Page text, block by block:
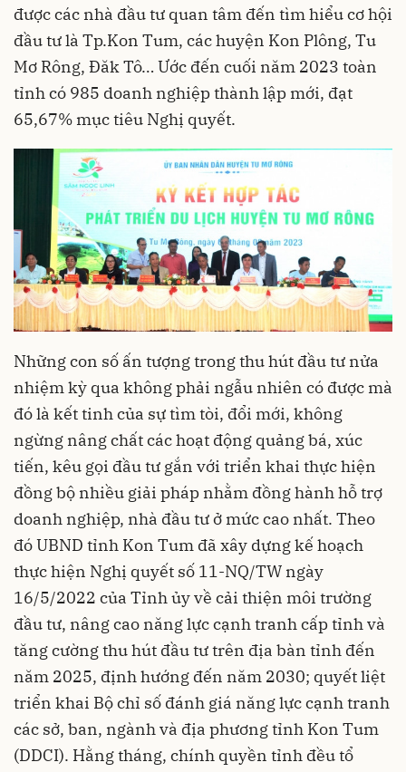
được các nhà đầu tư quan tâm đến tìm hiểu cơ hội
đầu tư là Tp.Kon Tum, các huyện Kon Plông, Tu
Mơ Rông, Đăk Tô… Ước đến cuối năm 2023 toàn
tỉnh có 985 doanh nghiệp thành lập mới, đạt
65,67% mục tiêu Nghị quyết.
Những con số ấn tượng trong thu hút đầu tư nửa
nhiệm kỳ qua không phải ngẫu nhiên có được mà
đó là kết tinh của sự tìm tòi, đổi mới, không
ngừng nâng chất các hoạt động quảng bá, xúc
tiến, kêu gọi đầu tư gắn với triển khai thực hiện
đồng bộ nhiều giải pháp nhằm đồng hành hỗ trợ
doanh nghiệp, nhà đầu tư ở mức cao nhất. Theo
đó UBND tỉnh Kon Tum đã xây dựng kế hoạch
thực hiện Nghị quyết số 11-NQ/TW ngày
16/5/2022 của Tỉnh ủy về cải thiện môi trường
đầu tư, nâng cao năng lực cạnh tranh cấp tỉnh và
tăng cường thu hút đầu tư trên địa bàn tỉnh đến
năm 2025, định hướng đến năm 2030; quyết liệt
triển khai Bộ chỉ số đánh giá năng lực cạnh tranh
các sở, ban, ngành và địa phương tỉnh Kon Tum
(DDCI). Hằng tháng, chính quyền tỉnh đều tổ